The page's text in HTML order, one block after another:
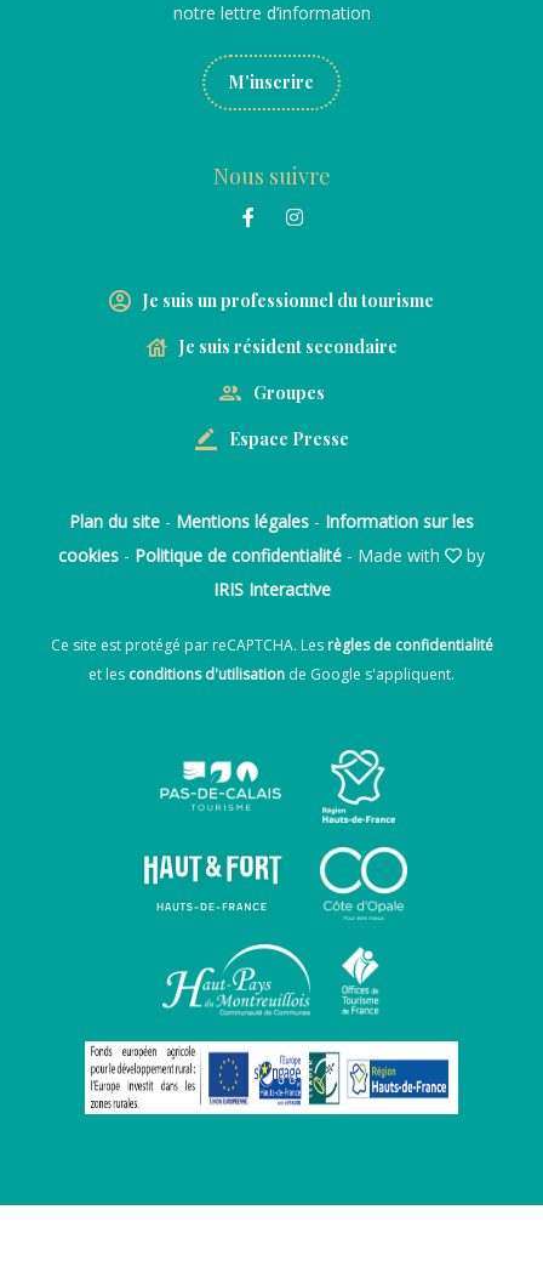
notre lettre d’information
M'inscrire
Nous suivre
Je suis un professionnel du tourisme
Je suis résident secondaire
Groupes
Espace Presse
Plan du site - Mentions légales - Information sur les
cookies - Politique de confidentialité - Made with
by
IRIS Interactive
Ce site est protégé par reCAPTCHA. Lesrègles de confidentialité
et les conditions d'utilisation de Google s'appliquent.